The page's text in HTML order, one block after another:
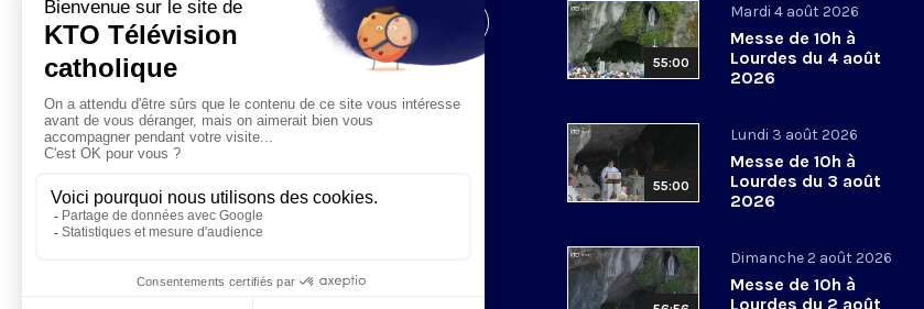
Visiter la page de l'émission
55:00
Mardi 4 août 2026
Messe de 10h à
Lourdes du 4 août
2026
55:00
Lundi 3 août 2026
Messe de 10h à
Lourdes du 3 août
2026
Dimanche 2 août 2026
Messe de 10h à
Lourdes du 2 août